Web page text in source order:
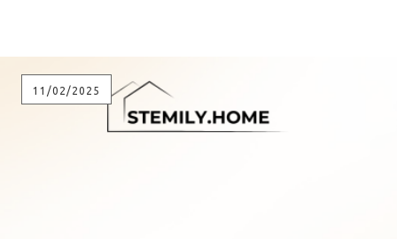
11/02/2025